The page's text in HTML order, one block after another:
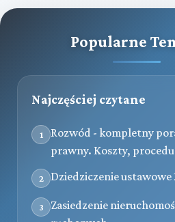
Popularne
Najczęściej czytane
1
Rozwód - kompletny
prawny. Koszty,
2 Dziedziczenie ustawowe
3
Zasiedzenie